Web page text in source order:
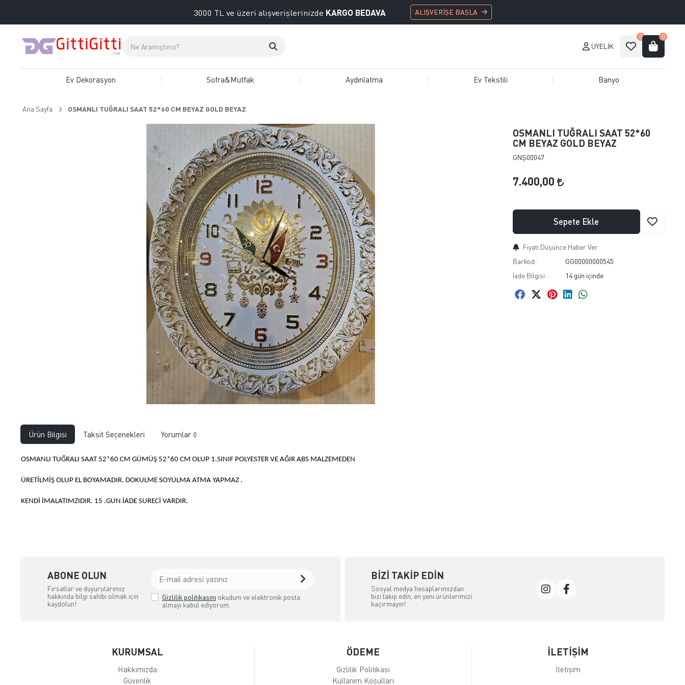
3000 TL ve üzeri alışverişlerinizde KARGO BEDAVA ALIŞVERİŞE BAŞLA
ÜYELIK
0 0
Ev Dekorasyon Sofra&Mutfak Aydınlatma Ev Tekstili Banyo
Ana Sayfa OSMANLI TUĞRALI SAAT 52*60 CM BEYAZ GOLD BEYAZ
OSMANLI TUĞRALI SAAT 52*60
CM BEYAZ GOLD BEYAZ
GNŞ00047
7.400,00
Sepete Ekle
Fiyatı Düşünce Haber Ver
Barkod:
GG00000000545
İade Bilgisi:
Ürün Bilgisi Taksit Seçenekleri Yorumlar 0
OSMANLI TUĞRALI SAAT 52*60 CM GÜMÜŞ 52*60 CM OLUP 1.SINIF POLYESTER VE AĞIR ABS MALZEMEDEN
ÜRETİLMİŞ OLUP EL BOYAMADIR. DOKULME SOYULMA ATMA YAPMAZ .
KENDİ İMALATIMZIDIR. 15 .GUN İADE SURECİ VARDIR.
ABONE OLUN
Fırsatlar ve duyurularımız
hakkında bilgi sahibi olmak için
kaydolun!
Gizlilik politikasını okudum ve elektronik posta
almayı kabul ediyorum.
BIZI TAKIP EDIN
Sosyal medya hesaplarımızdan
bizi takip edin, en yeni ürünlerimizi
kaçırmayın!
KURUMSAL
Hakkımızda
Güvenlik
ÖDEME
Gizlilik Politikası
Kullanım Koşulları
İLETİŞİM
İletişim